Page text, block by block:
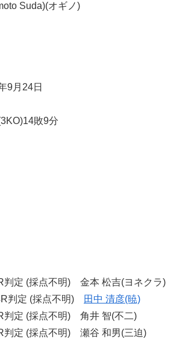
Suda)(オギノ)
9月24日
敗9分
定 (採点不明) 金本 松吉(ヨネクラ)
判定 (採点不明)
田中 清彦(暁)
定 (採点不明) 角井 智(不二)
定 (採点不明) 瀬谷 和男(三迫)